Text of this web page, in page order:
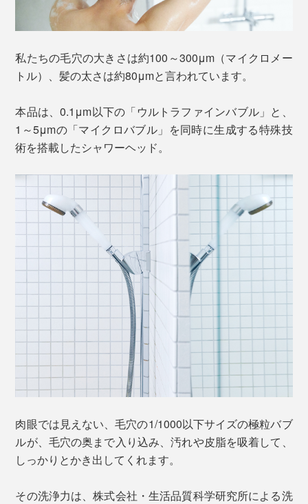
私たちの毛穴の大きさは約100～300μm（マイクロメー
トル）、髪の太さは約80μmと言われています。
本品は、0.1μm以下の「ウルトラファインバブル」と、
1～5μmの「マイクロバブル」を同時に生成する特殊技
術を搭載したシャワーヘッド。
肉眼では見えない、毛穴の1/1000以下サイズの極粒バブ
ルが、毛穴の奥まで入り込み、汚れや皮脂を吸着して、
しっかりとかき出してくれます。
その洗浄力は、株式会社・生活品質科学研究所による洗